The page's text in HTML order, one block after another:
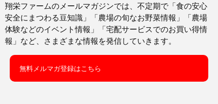
翔栄ファームのメールマガジンでは、不定期で「食の安心
安全にまつわる豆知識」「農場の旬なお野菜情報」「農場
体験などのイベント情報」「宅配サービスでのお買い得情
報」など、さまざまな情報を発信していきます。
無料メルマガ登録はこちら